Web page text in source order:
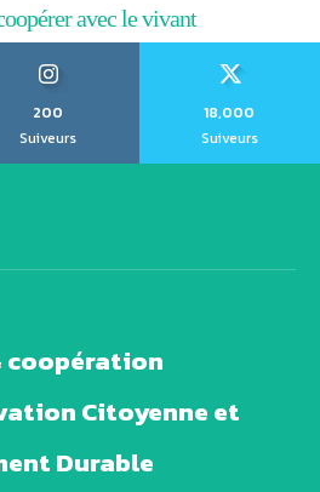
avec le vivant
200
Suiveurs
18,000
Suiveurs
coopération
Citoyenne et
Durable